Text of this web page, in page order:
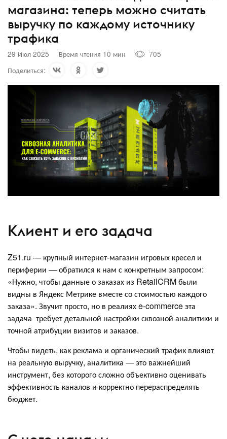
магазина: теперь можно считать
выручку по каждому источнику
трафика
29 Июл 2025 Время чтения 10 мин
705
Поделиться:
Клиент и его задача
Z51.ru — крупный интернет-магазин игровых кресел и
периферии — обратился к нам с конкретным запросом:
«Нужно, чтобы данные о заказах из RetailCRM были
видны в Яндекс Метрике вместе со стоимостью каждого
заказа». Звучит просто, но в реалиях e-commerce эта
задача требует детальной настройки сквозной аналитики и
точной атрибуции визитов и заказов.
Чтобы видеть, как реклама и органический трафик влияют
на реальную выручку, аналитика — это важнейший
инструмент, без которого сложно объективно оценивать
эффективность каналов и корректно перераспределять
бюджет.